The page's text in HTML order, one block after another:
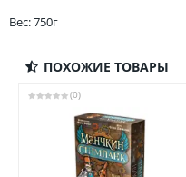
Вес: 750г
ПОХОЖИЕ ТОВАРЫ
(0)